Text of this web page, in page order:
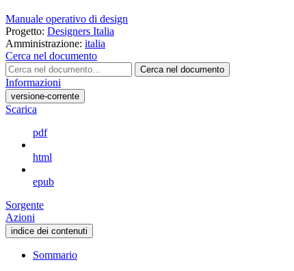
Manuale operativo di design
Progetto: Designers Italia
Amministrazione: italia
Cerca nel documento
Cerca nel documento
Informazioni
versione-corrente
Scarica
pdf
html
epub
Sorgente
Azioni
indice dei contenuti
Sommario